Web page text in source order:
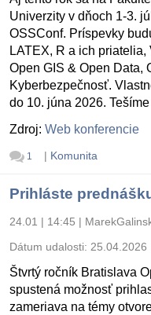
Univerzity v dňoch 1-3.
OSSConf. Príspevky
LATEX, R a ich
Open GIS & Open Data,
Kyberbezpečnosť.
do 10. júna 2026.
Zdroj: Web konferencie
1 | Komunita
Prihláste
24.01 | 14:45 |
Dátum udalosti: 25.04.2026
Štvrtý ročník Bratislava
spustená možnosť
zameriava na témy